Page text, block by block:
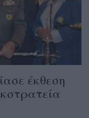
έκθεση